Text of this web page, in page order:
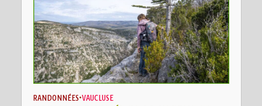
RANDONNÉES•VAUCLUSE